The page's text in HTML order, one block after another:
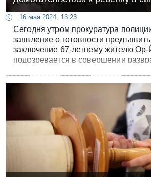
16 мая 2024, 13:23
Сегодня утром прокуратура
заявление о готовности
заключение 67-летнему жителю
подозревается в совершении